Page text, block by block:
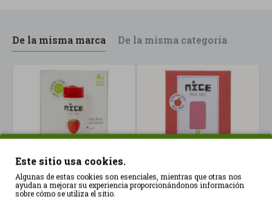
De la misma marca De la misma categoría
Este sitio usa cookies.
Algunas de estas cookies son esenciales, mientras que otras nos
ayudan a mejorar su experiencia proporcionándonos información
sobre cómo se utiliza el sitio.